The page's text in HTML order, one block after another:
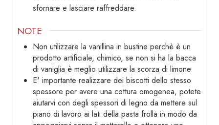
sfornare e lasciare raffreddare.
NOTE
Non utilizzare la vanillina in bustine perchè è un
prodotto artificiale, chimico, se non si ha la bacca
di vaniglia è meglio utilizzare la scorza di limone
E' importante realizzare dei biscotti dello stesso
spessore per avere una cottura omogenea, potete
aiutarvi con degli spessori di legno da mettere sul
piano di lavoro ai lati della pasta frolla in modo da